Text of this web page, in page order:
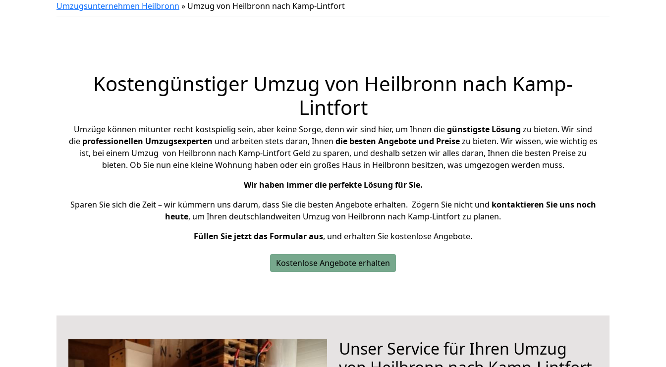
Umzugsunternehmen Heilbronn » Umzug von Heilbronn nach Kamp-Lintfort
Kostengünstiger Umzug von Heilbronn nach Kamp-
Lintfort
Umzüge können mitunter recht kostspielig sein, aber keine Sorge, denn wir sind hier, um Ihnen diegünstigste Lösung zu bieten. Wir sind
die professionellen Umzugsexperten und arbeiten stets daran, Ihnen die besten Angebote und Preisezu bieten. Wir wissen, wie wichtig es
ist, bei einem Umzug von Heilbronn nach Kamp-Lintfort Geld zu sparen, und deshalb setzen wir alles daran, Ihnen die besten Preise zu
bieten. Ob Sie nun eine kleine Wohnung haben oder ein großes Haus in Heilbronn besitzen, was umgezogen werden muss.
Wir haben immer die perfekte Lösung für Sie.
Sparen Sie sich die Zeit – wir kümmern uns darum, dass Sie die besten Angebote erhalten. Zögern Sie nicht und kontaktieren Sie uns noch
heute, um Ihren deutschlandweiten Umzug von Heilbronn nach Kamp-Lintfort zu planen.
Füllen Sie jetzt das Formular aus, und erhalten Sie kostenlose Angebote.
Kostenlose Angebote erhalten
Unser Service für Ihren Umzug